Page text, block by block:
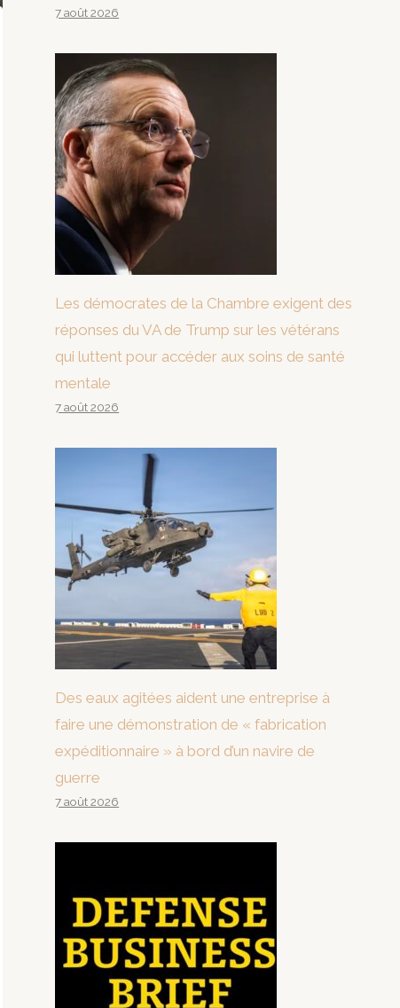
7 août 2026
Les démocrates de la Chambre exigent des
réponses du VA de Trump sur les vétérans
qui luttent pour accéder aux soins de santé
mentale
7 août 2026
Des eaux agitées aident une entreprise à
faire une démonstration de « fabrication
expéditionnaire » à bord d’un navire de
guerre
7 août 2026